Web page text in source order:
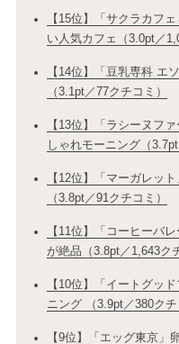
【15位】「サクラカフ
い人気カフェ（3.0pt／
【14位】「豆乳専科 エ
（3.1pt／77クチコミ）
【13位】「ラシーヌフ
しゃれモーニング（
【12位】「マーガレッ
（3.8pt／91クチコミ）
【11位】「コーヒーバ
が絶品（3.8pt／1,643ク
【10位】「イートグッ
ニング （3.9pt／380クチ
【9位】「エッグ東京」